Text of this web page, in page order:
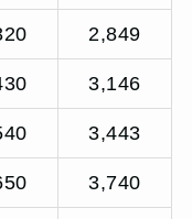
2,849
3,146
3,443
3,740